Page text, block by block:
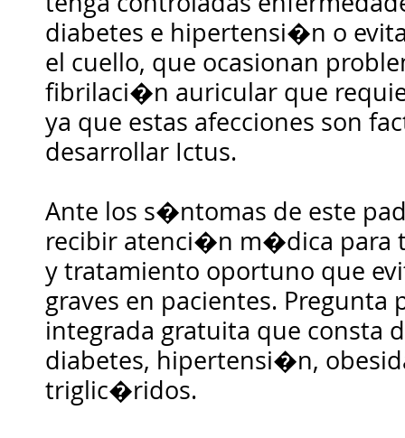
diabetes e hipertensi�n o
el cuello, que ocasionan
fibrilaci�n auricular que
ya que estas afecciones son
desarrollar Ictus.
Ante los s�ntomas de este
recibir atenci�n m�dica para
y tratamiento oportuno que
graves en pacientes.
integrada gratuita que consta
diabetes, hipertensi�n,
triglic�ridos.